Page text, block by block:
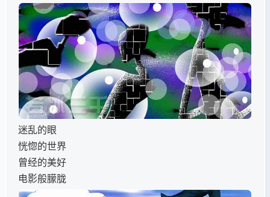
迷乱的眼
恍惚的世界
曾经的美好
电影般朦胧